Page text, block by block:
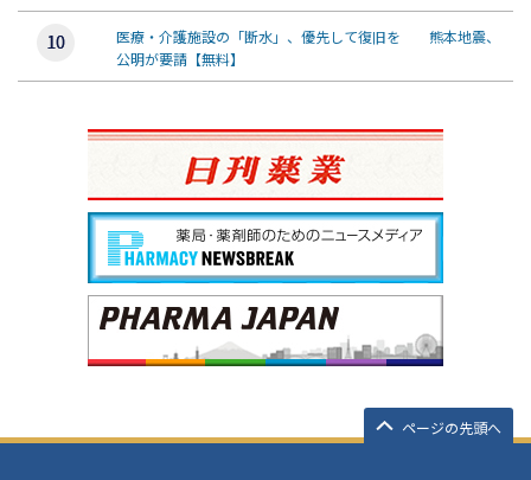
医療・介護施設の「断水」、優先して復旧を 熊本地震、
公明が要請【無料】
ページの先頭へ